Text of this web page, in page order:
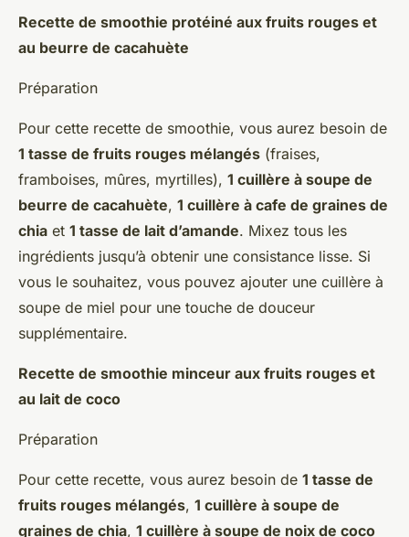
Recette de smoothie protéiné aux fruits rouges et
au beurre de cacahuète
Préparation
Pour cette recette de smoothie, vous aurez besoin de
1 tasse de fruits rouges mélangés (fraises,
framboises, mûres, myrtilles), 1 cuillère à soupe de
beurre de cacahuète, 1 cuillère à cafe de graines de
chia et 1 tasse de lait d’amande. Mixez tous les
ingrédients jusqu’à obtenir une consistance lisse. Si
vous le souhaitez, vous pouvez ajouter une cuillère à
soupe de miel pour une touche de douceur
supplémentaire.
Recette de smoothie minceur aux fruits rouges et
au lait de coco
Préparation
Pour cette recette, vous aurez besoin de 1 tasse de
fruits rouges mélangés, 1 cuillère à soupe de
graines de chia, 1 cuillère à soupe de noix de coco